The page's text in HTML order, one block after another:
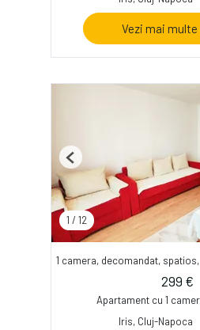
Vezi mai
1 / 12
Previous
1 camera, decomandat,
299 €
Apartament cu 1
Iris, Cluj-Napoca